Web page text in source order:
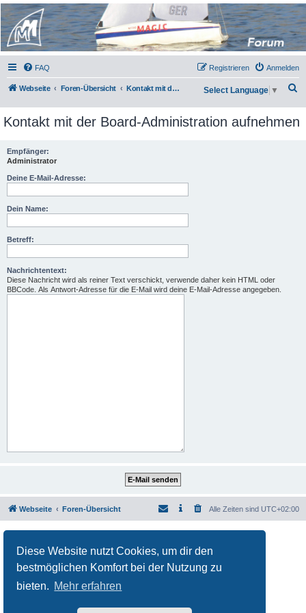
Diese Website nutzt Cookies, um dir den
bestmöglichen Komfort bei der Nutzung zu
bieten. Mehr erfahren
Micro Magic Forum
Deutschland
FAQ Anmelden
Registrieren
Webseite Foren-Übersicht Kontakt mit der Board-Administration aufnehmen
c
Select Language ▼
Kontakt mit der Board-Administration aufnehmen
Empfänger:
Administrator
Deine E-Mail-Adresse:
Dein Name:
Betreff:
Nachrichtentext:
Diese Nachricht wird als reiner Text verschickt, verwende daher kein HTML oder
BBCode. Als Antwort-Adresse für die E-Mail wird deine E-Mail-Adresse angegeben.
Webseite Foren-Übersicht Alle Zeiten sind UTC+02:00
Deutsche Übersetzung durchphpBB.de
Nutzungsbedingungen